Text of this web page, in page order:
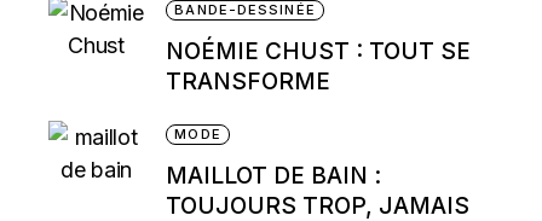
BANDE-DESSINÉE
NOÉMIE CHUST : TOUT SE
TRANSFORME
MODE
MAILLOT DE BAIN :
TOUJOURS TROP, JAMAIS